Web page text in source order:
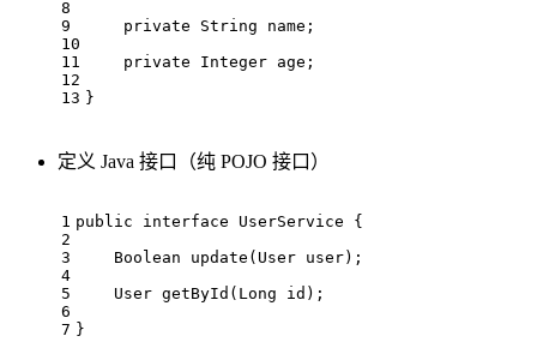
8
9
10
11
12
13
private String name;
private Integer age;
}
定义 Java 接口（纯 POJO 接口）
1
2
3
4
5
6
7
public interface UserService
{
Boolean update (User user) ;
User getById (Long id) ;
}